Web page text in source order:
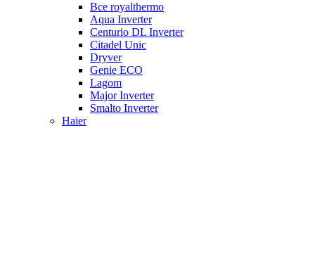
Все royalthermo
Aqua Inverter
Centurio DL Inverter
Citadel Unic
Dryver
Genie ECO
Lagom
Major Inverter
Smalto Inverter
Haier